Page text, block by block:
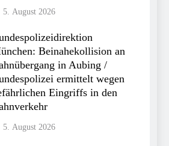
5. August 2026
Beinahekollision an
in Aubing /
ermittelt wegen
Eingriffs in den
5. August 2026